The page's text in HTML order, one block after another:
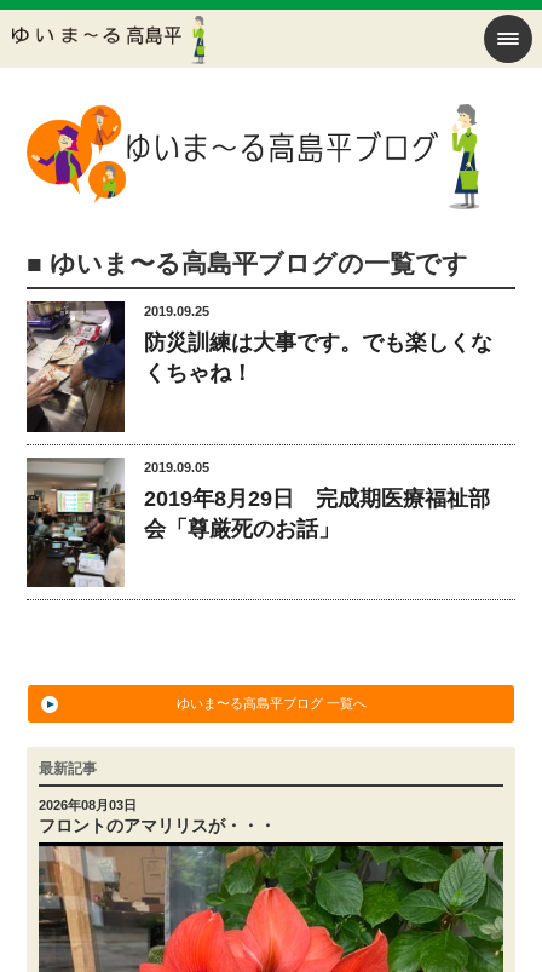
■ ゆいま〜る高島平ブログの一覧です
2019.09.25
防災訓練は大事です。でも楽しくな
くちゃね！
2019.09.05
2019年8月29日 完成期医療福祉部
会「尊厳死のお話」
ゆいま〜る高島平ブログ 一覧へ
最新記事
2026年08月03日
フロントのアマリリスが・・・